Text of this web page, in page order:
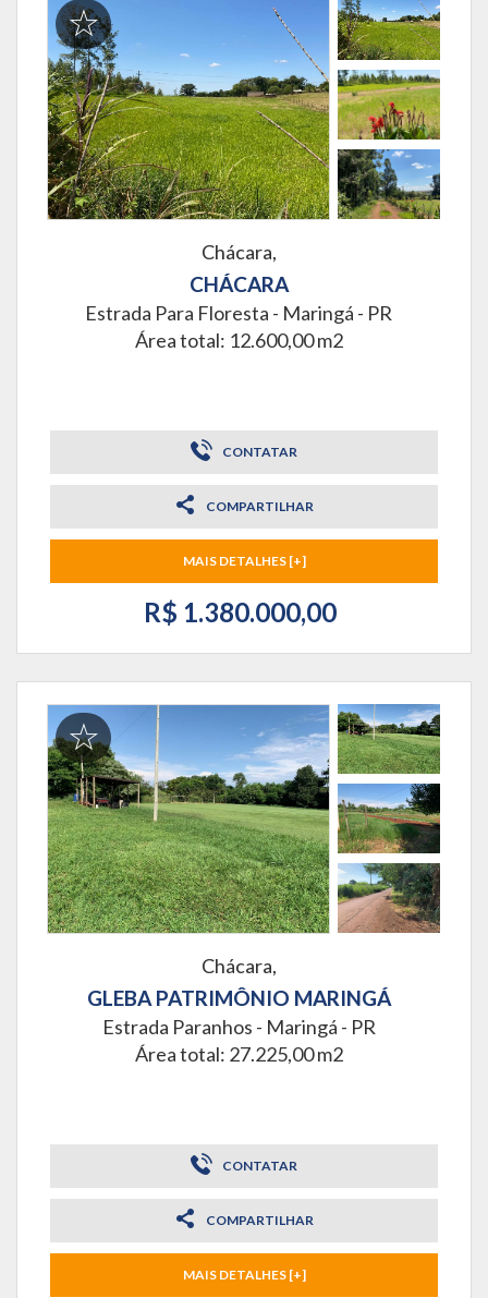
Chácara,
CHÁCARA
Estrada Para Floresta - Maringá - PR
Área total: 12.600,00 m2
CONTATAR
COMPARTILHAR
MAIS DETALHES [+]
R$ 1.380.000,00
Chácara,
GLEBA PATRIMÔNIO MARINGÁ
Estrada Paranhos - Maringá - PR
Área total: 27.225,00 m2
CONTATAR
COMPARTILHAR
MAIS DETALHES [+]